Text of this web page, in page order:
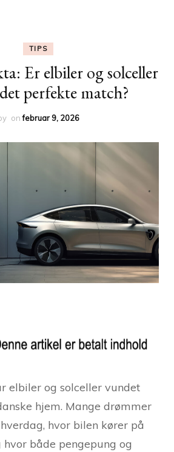
TIPS
Er elbiler og solceller
perfekte match?
onfebruar 9, 2026
elbiler og solceller vundet
hjem. Mange drømmer
hvor bilen kører på
hvor både pengepung og